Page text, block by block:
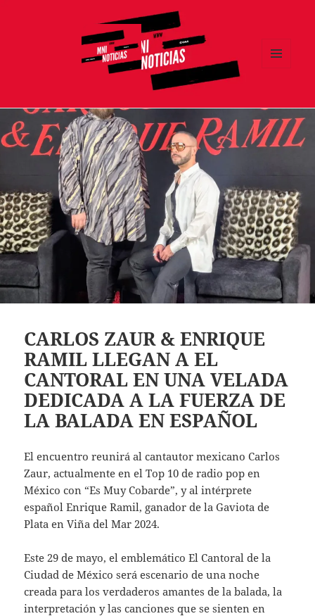
CARLOS ZAUR & ENRIQUE
RAMIL LLEGAN A EL
CANTORAL EN UNA VELADA
DEDICADA A LA FUERZA DE
LA BALADA EN ESPAÑOL
El encuentro reunirá al cantautor mexicano Carlos
Zaur, actualmente en el Top 10 de radio pop en
México con “Es Muy Cobarde”, y al intérprete
español Enrique Ramil, ganador de la Gaviota de
Plata en Viña del Mar 2024.
Este 29 de mayo, el emblemático El Cantoral de la
Ciudad de México será escenario de una noche
creada para los verdaderos amantes de la balada, la
interpretación y las canciones que se sienten en